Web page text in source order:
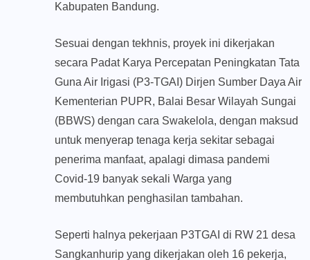
Kabupaten Bandung.
Sesuai dengan tekhnis, proyek ini dikerjakan
secara Padat Karya Percepatan Peningkatan Tata
Guna Air Irigasi (P3-TGAI) Dirjen Sumber Daya Air
Kementerian PUPR, Balai Besar Wilayah Sungai
(BBWS) dengan cara Swakelola, dengan maksud
untuk menyerap tenaga kerja sekitar sebagai
penerima manfaat, apalagi dimasa pandemi
Covid-19 banyak sekali Warga yang
membutuhkan penghasilan tambahan.
Seperti halnya pekerjaan P3TGAI di RW 21 desa
Sangkanhurip yang dikerjakan oleh 16 pekerja,